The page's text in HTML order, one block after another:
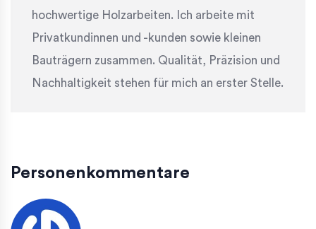
hochwertige Holzarbeiten. Ich arbeite mit
Privatkundinnen und -kunden sowie kleinen
Bauträgern zusammen. Qualität, Präzision und
Nachhaltigkeit stehen für mich an erster Stelle.
Personenkommentare